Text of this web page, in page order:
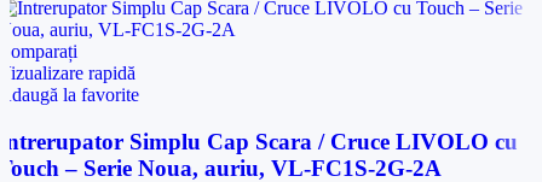
rapidă
la favorite
Simplu Cap Scara / Cruce LIVOLO cu
– Serie Noua, auriu, VL-FC1S-2G-2A